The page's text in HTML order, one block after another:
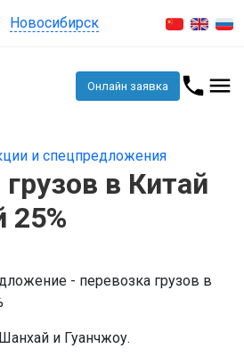
Новосибирск
Онлайн заявка
и спецпредложения
в Китай
25%
- перевозка грузов в
и Гуанчжоу.